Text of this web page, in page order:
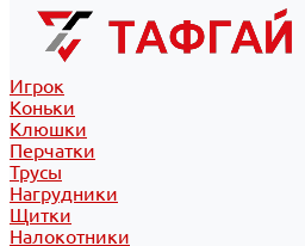
Игрок
Коньки
Клюшки
Перчатки
Трусы
Нагрудники
Щитки
Налокотники